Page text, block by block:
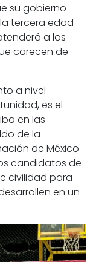
su gobierno
tercera edad
a los
carecen de
a nivel
es el
en las
de la
de México
candidatos de
civilidad para
en un